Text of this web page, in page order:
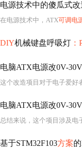
电源技术中的傻瓜式
在电源技术中，ATX可调电
DIY机械键盘呼吸灯
电脑ATX电源改0V-30V
这个改造项目对于电子爱好
电脑ATX电源改0V-30V
总结来说，这个项目涉及电
基于STM32F103方案